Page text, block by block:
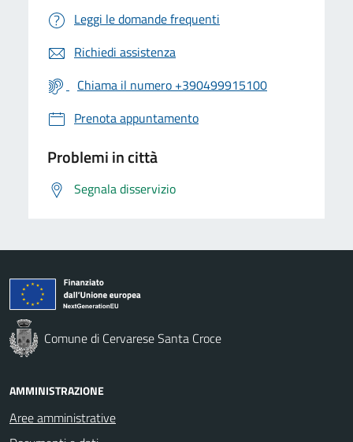
Leggi le domande frequenti
Richiedi assistenza
Chiama il numero +390499915100
Prenota appuntamento
Problemi in città
Segnala disservizio
Comune di Cervarese Santa Croce
AMMINISTRAZIONE
Aree amministrative